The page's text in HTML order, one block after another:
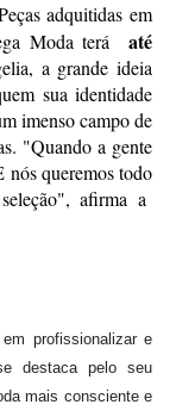
adquitidas em
Moda terá
até
a grande ideia
sua identidade
imenso campo de
"Quando a gente
nós queremos todo
afirma a
profissionalizar e
destaca pelo seu
mais consciente e